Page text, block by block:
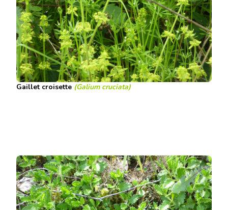
Gaillet croisette (Galium cruciata)